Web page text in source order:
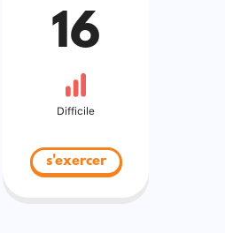
16
Difficile
s'exercer